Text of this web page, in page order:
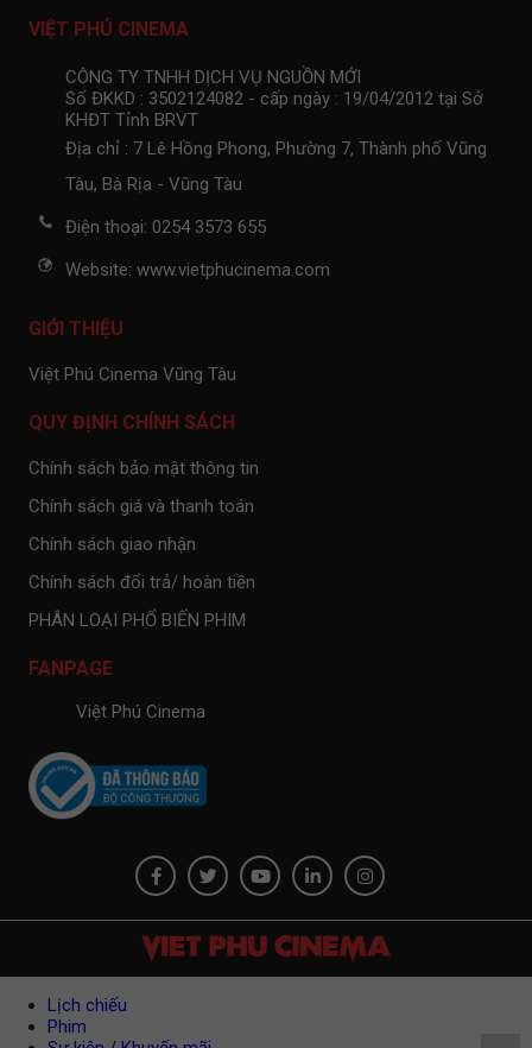
VIỆT PHÚ CINEMA
CÔNG TY TNHH DỊCH VỤ NGUỒN MỚI
Số ĐKKD : 3502124082 - cấp ngày : 19/04/2012 tại Sở
KHĐT Tỉnh BRVT
Địa chỉ : 7 Lê Hồng Phong, Phường 7, Thành phố Vũng
Tàu, Bà Rịa - Vũng Tàu
Điện thoại: 0254 3573 655
Website: www.vietphucinema.com
GIỚI THIỆU
Việt Phú Cinema Vũng Tàu
QUY ĐỊNH CHÍNH SÁCH
Chính sách bảo mật thông tin
Chính sách giá và thanh toán
Chính sách giao nhận
Chính sách đổi trả/ hoàn tiền
PHÂN LOẠI PHỔ BIẾN PHIM
FANPAGE
Việt Phú Cinema
Lịch chiếu
Phim